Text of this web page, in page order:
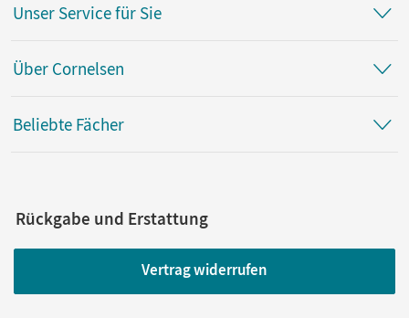
Unser Service für Sie
Über Cornelsen
Beliebte Fächer
Rückgabe und Erstattung
Vertrag widerrufen